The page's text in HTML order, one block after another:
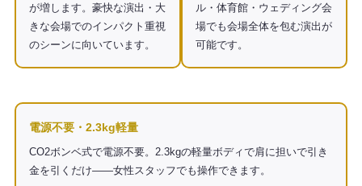
が増します。豪快な演出・大
きな会場でのインパクト重視
のシーンに向いています。
ル・体育館・ウェディング会
場でも会場全体を包む演出が
可能です。
電源不要・2.3kg軽量
CO2ボンベ式で電源不要。2.3kgの軽量ボディで肩に担いで引き
金を引くだけ——女性スタッフでも操作できます。